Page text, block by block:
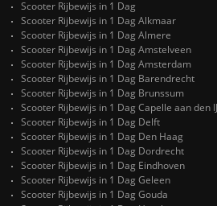
Scooter Rijbewijs in 1 Dag
Scooter Rijbewijs in 1 Dag Alkmaar
Scooter Rijbewijs in 1 Dag Almere
Scooter Rijbewijs in 1 Dag Amstelveen
Scooter Rijbewijs in 1 Dag Amsterdam
Scooter Rijbewijs in 1 Dag Barendrecht
Scooter Rijbewijs in 1 Dag Brunssum
Scooter Rijbewijs in 1 Dag Capelle aan den
Scooter Rijbewijs in 1 Dag Delft
Scooter Rijbewijs in 1 Dag Den Haag
Scooter Rijbewijs in 1 Dag Dordrecht
Scooter Rijbewijs in 1 Dag Eindhoven
Scooter Rijbewijs in 1 Dag Geleen
Scooter Rijbewijs in 1 Dag Gouda